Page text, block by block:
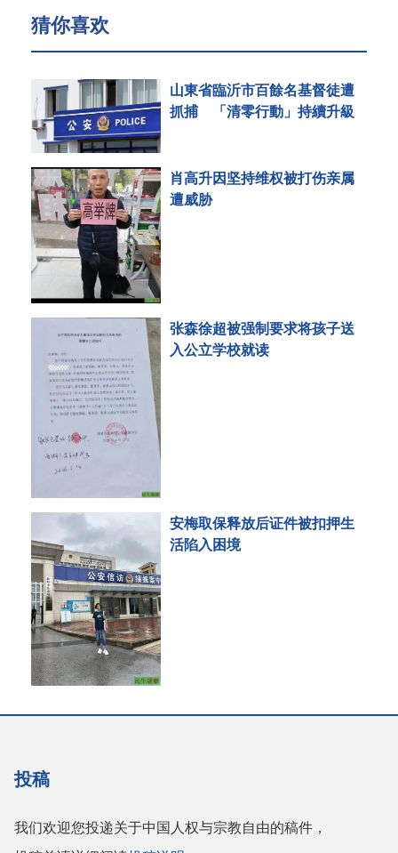
猜你喜欢
山東省臨沂市百餘名基督徒遭
抓捕 「清零行動」持續升級
肖高升因坚持维权被打伤亲属
遭威胁
张森徐超被强制要求将孩子送
入公立学校就读
安梅取保释放后证件被扣押生
活陷入困境
投稿
我们欢迎您投递关于中国人权与宗教自由的稿件，